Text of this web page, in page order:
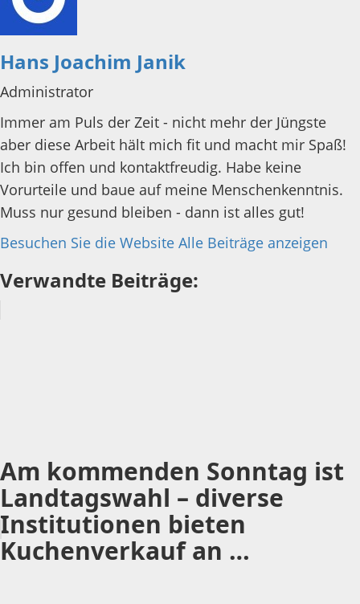
Hans Joachim Janik
Administrator
Immer am Puls der Zeit - nicht mehr der Jüngste
aber diese Arbeit hält mich fit und macht mir Spaß!
Ich bin offen und kontaktfreudig. Habe keine
Vorurteile und baue auf meine Menschenkenntnis.
Muss nur gesund bleiben - dann ist alles gut!
Besuchen Sie die Website Alle Beiträge anzeigen
Verwandte Beiträge:
Am kommenden Sonntag ist
Landtagswahl – diverse
Institutionen bieten
Kuchenverkauf an …